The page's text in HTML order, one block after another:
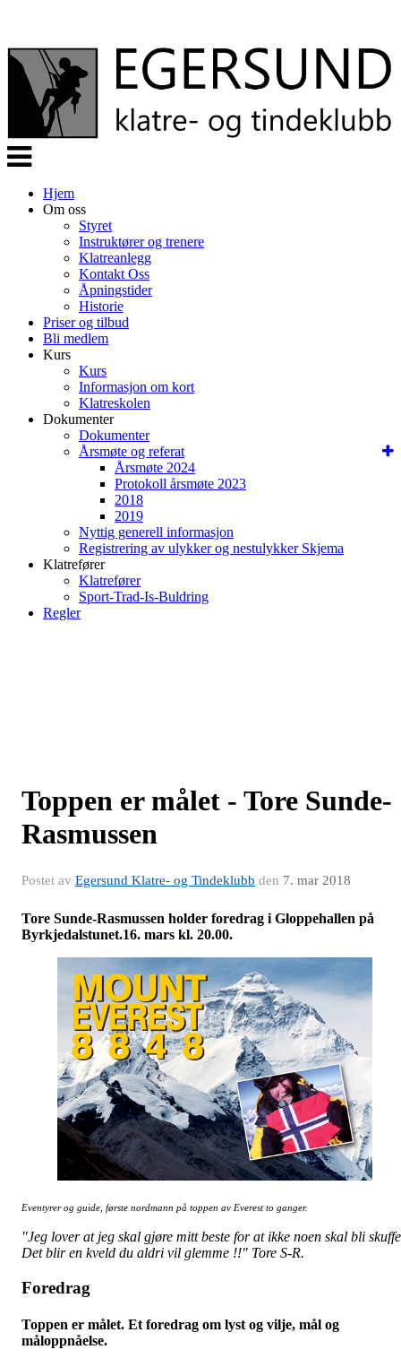
Veksle
navigasjon
Hjem
Om oss
Styret
Instruktører og trenere
Klatreanlegg
Kontakt Oss
Åpningstider
Historie
Priser og tilbud
Bli medlem
Kurs
Kurs
Informasjon om kort
Klatreskolen
Dokumenter
Dokumenter
Årsmøte og referat
Årsmøte 2024
Protokoll årsmøte 2023
2018
2019
Nyttig generell informasjon
Registrering av ulykker og nestulykker Skjema
Klatrefører
Klatrefører
Sport-Trad-Is-Buldring
Regler
Toppen er målet - Tore Sunde-
Rasmussen
Postet av Egersund Klatre- og Tindeklubb den 7. mar 2018
Tore Sunde-Rasmussen holder foredrag i Gloppehallen på
Byrkjedalstunet.16. mars kl. 20.00.
Eventyrer og guide, første nordmann på toppen av Everest to ganger.
"Jeg lover at jeg skal gjøre mitt beste for at ikke noen skal bli
Det blir en kveld du aldri vil glemme !!" Tore S-R.
Foredrag
Toppen er målet. Et foredrag om lyst og vilje, mål og
måloppnåelse.